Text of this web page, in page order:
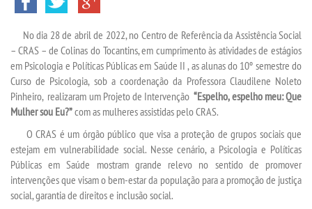
TRANSFERÊNCIA
SEGUNDA GRADUAÇÃO
MATRÍCULA
EDITAL
PUBLICAÇÕES
No dia 28 de abril de 2022, no Centro de Referência da Assistência Social
– CRAS – de Colinas do Tocantins, em cumprimento às atividades de estágios
em Psicologia e Políticas Públicas em Saúde II , as alunas do 10º semestre do
Curso de Psicologia, sob a coordenação da Professora Claudilene Noleto
Pinheiro, realizaram um Projeto de Intervenção“Espelho, espelho meu: Que
Mulher sou Eu?”com as mulheres assistidas pelo CRAS.
O CRAS é um órgão público que visa a proteção de grupos sociais que
estejam em vulnerabilidade social. Nesse cenário, a Psicologia e Políticas
Públicas em Saúde mostram grande relevo no sentido de promover
intervenções que visam o bem-estar da população para a promoção de justiça
social, garantia de direitos e inclusão social.